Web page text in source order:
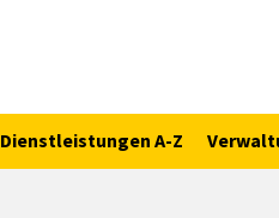
Dienstleistungen A-Z